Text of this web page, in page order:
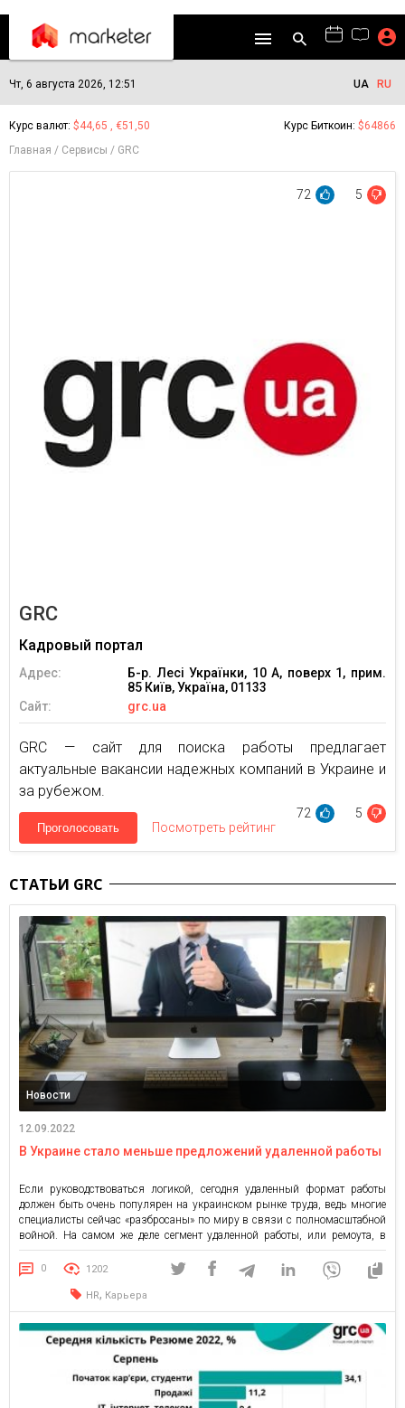
Чт, 6 августа 2026, 12:51 UA RU
Курс валют: $44,65 , €51,50 Курс Биткоин: $64866
Главная
Сервисы GRC
72 5
GRC
Кадровый портал
Адрес:
Б-р. Лесі Українки, 10 А, поверх 1, прим.
85 Київ, Україна, 01133
Сайт:
grc.ua
GRC — сайт для поиска работы предлагает
актуальные вакансии надежных компаний в Украине и
за рубежом.
72 5
Проголосовать Посмотреть рейтинг
СТАТЬИ GRC
Новости
12.09.2022
В Украине стало меньше предложений удаленной работы
Если руководствоваться логикой, сегодня удаленный формат работы
должен быть очень популярен на украинском рынке труда, ведь многие
специалисты сейчас «разбросаны» по миру в связи с полномасштабной
войной. На самом же деле сегмент удаленной работы, или ремоута, в
начале осени не так активен: по данным кадрового портала grc.ua, лишь
7% актуальных вакансий предусматривают работу на расстоянии. […]
0 1202
HR, Карьера